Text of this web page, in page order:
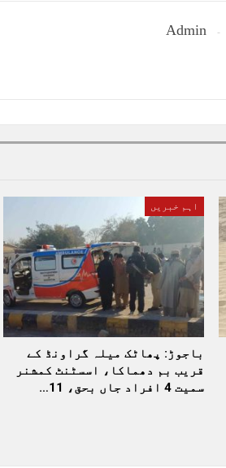
Admin
اہم خبریں
باجوڑ: پھاٹک میلہ گراونڈ کے
قریب بم دھماکا، اسسٹنٹ کمشنر
سمیت 4 افراد جاں بحق، 11…